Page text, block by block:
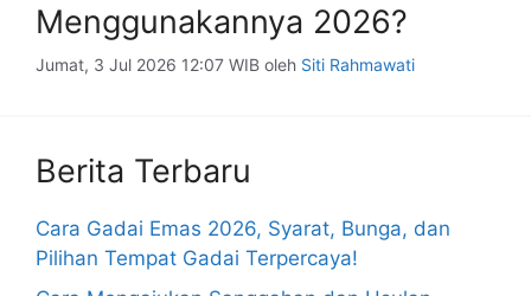
Menggunakannya 2026?
Jumat, 3 Jul 2026 12:07 WIB oleh Siti Rahmawati
Berita Terbaru
Cara Gadai Emas 2026, Syarat, Bunga, dan
Pilihan Tempat Gadai Terpercaya!